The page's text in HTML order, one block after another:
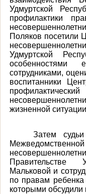
Удмуртской
профилактики
Поляков посетили
Удмуртской
сотрудниками,
воспитанники
жизненной
Затем
Правительстве
Мальковой и
по правам
которыми обсудили